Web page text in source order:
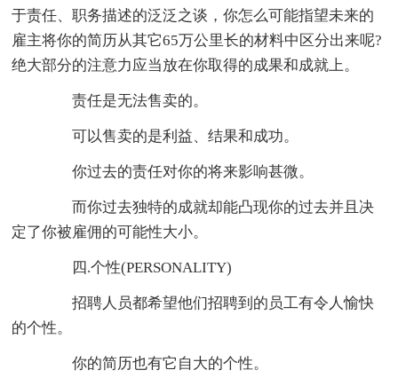
于责任、职务描述的泛泛之谈，你怎么可能指望未来的
雇主将你的简历从其它65万公里长的材料中区分出来呢?
绝大部分的注意力应当放在你取得的成果和成就上。
责任是无法售卖的。
可以售卖的是利益、结果和成功。
你过去的责任对你的将来影响甚微。
而你过去独特的成就却能凸现你的过去并且决
定了你被雇佣的可能性大小。
四.个性(PERSONALITY)
招聘人员都希望他们招聘到的员工有令人愉快
的个性。
你的简历也有它自大的个性。